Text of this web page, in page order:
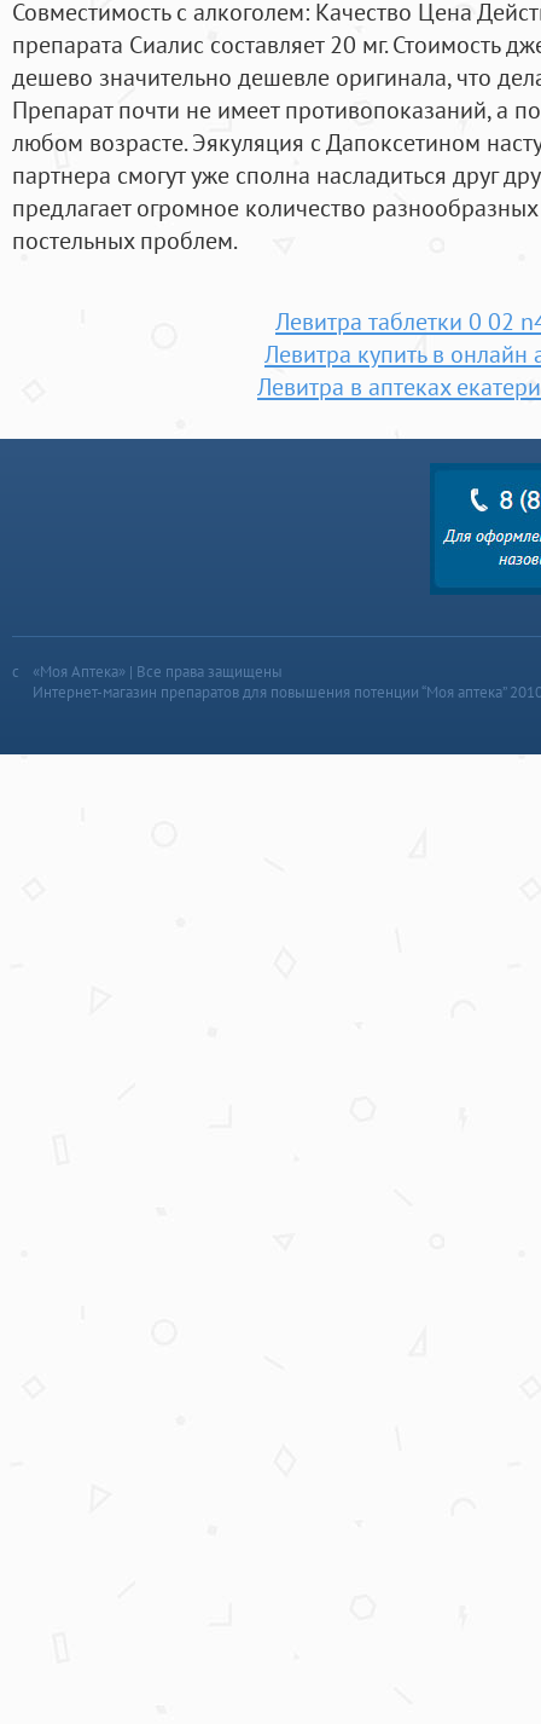
Совместимость с алкоголем: Качество Цена
препарата Сиалис составляет 20 мг. Стоимость
дешево значительно дешевле оригинала, что
Препарат почти не имеет противопоказаний, а
любом возрасте. Эякуляция с Дапоксетином
партнера смогут уже сполна насладиться друг
предлагает огромное количество
постельных проблем.
Левитра таблетки 0 02
Левитра купить в онлайн
Левитра в аптеках
«Моя Аптека» | Все права защищены
Интернет-магазин препаратов для повышения потенции “Моя аптека”